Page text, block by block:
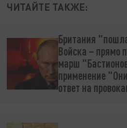
ЧИТАЙТЕ ТАКЖЕ:
Британия
Войска – прямо
марш
применение
ответ на